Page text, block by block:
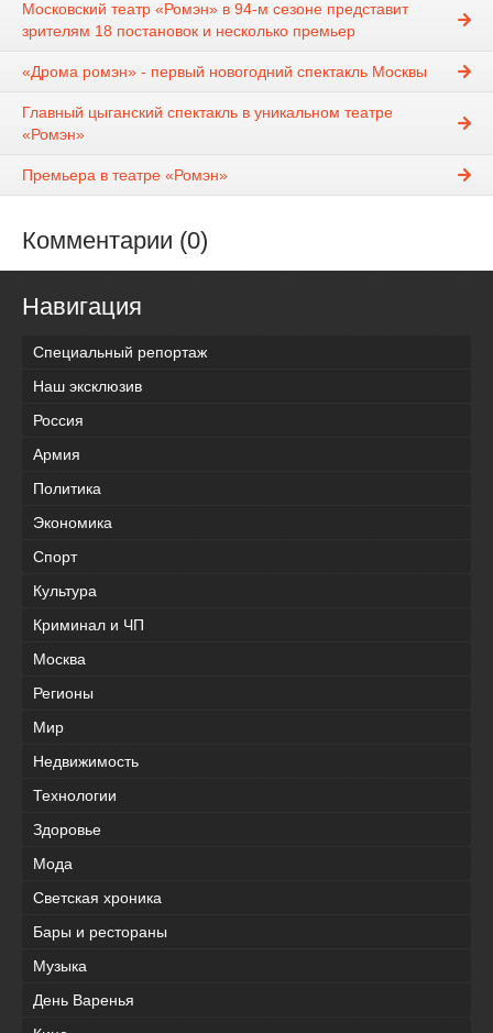
Московский театр «Ромэн» в 94-м сезоне представит
зрителям 18 постановок и несколько премьер
«Дрома ромэн» - первый новогодний спектакль Москвы
Главный цыганский спектакль в уникальном театре
«Ромэн»
Премьера в театре «Ромэн»
Комментарии (0)
Навигация
Специальный репортаж
Наш эксклюзив
Россия
Армия
Политика
Экономика
Спорт
Культура
Криминал и ЧП
Москва
Регионы
Мир
Недвижимость
Технологии
Здоровье
Мода
Светская хроника
Бары и рестораны
Музыка
День Варенья